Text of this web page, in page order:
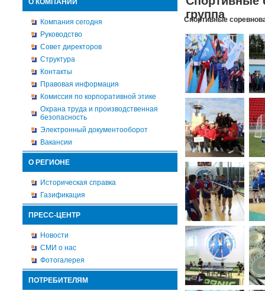
О КОМПАНИИ
Компания сегодня
Руководство
Совет директоров
Структура
Контакты
Правовая информация
Комиссия по корпоративной этике
Охрана труда и производственная
безопасность
Электронный документооборот
Вакансии
О РЕГИОНЕ
Историческая справка
Газификация
ПРЕСС-ЦЕНТР
Новости
СМИ о нас
Фотогалерея
ПОТРЕБИТЕЛЯМ
группа
Спортивные